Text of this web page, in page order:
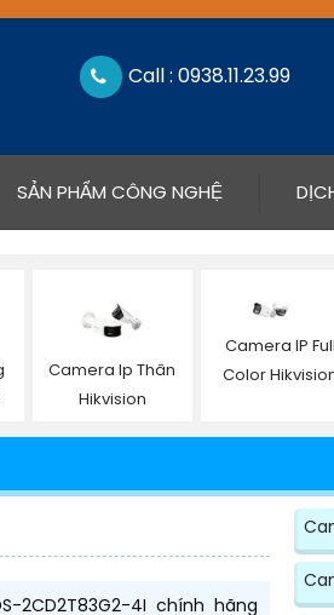
Call : 0938.11.23.99
SẢN PHẨM CÔNG NGHỆ
Camera Ip Thân
Hikvision
Camera IP Full
Color
2CD2T83G2-4I chính hãng